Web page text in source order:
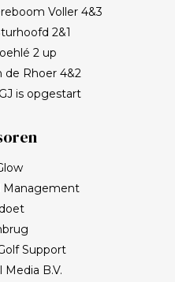
Voller 4&3
2&1
2 up
de Rhoer 4&2
is opgestart
Management
Support
B.V.